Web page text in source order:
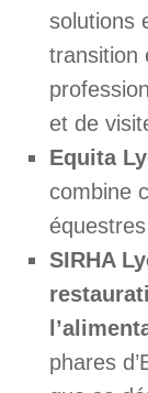
solutions
transition
et de
Equita
combine
SIRHA
phares